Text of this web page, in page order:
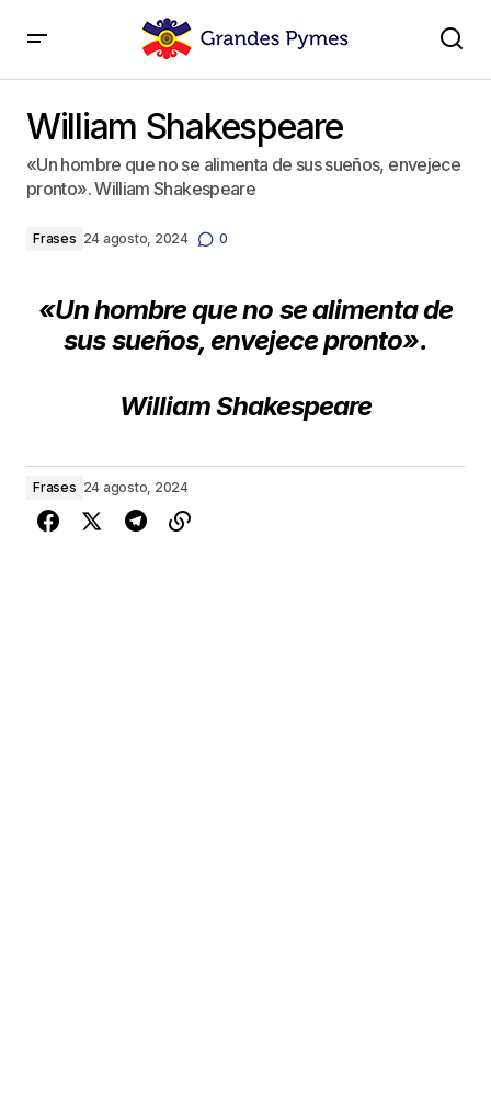
William Shakespeare
«Un hombre que no se alimenta de sus sueños, envejece
pronto». William Shakespeare
Frases 24 agosto, 2024 0
«Un hombre que no se alimenta de
sus sueños, envejece pronto».
William Shakespeare
Frases 24 agosto, 2024